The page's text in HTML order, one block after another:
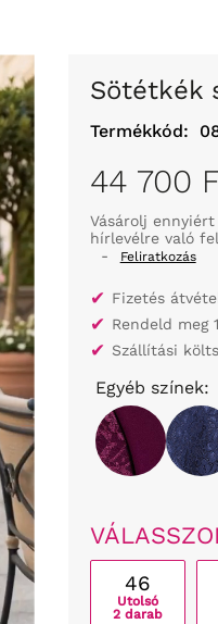
Termékkód:
44 700
Vásárolj ennyiért
hírlevélre való
-
Feliratkozás
✔ Fizetés
✔ Rendeld meg
✔ Szállítási
Egyéb színek:
46
Utolsó
2 darab